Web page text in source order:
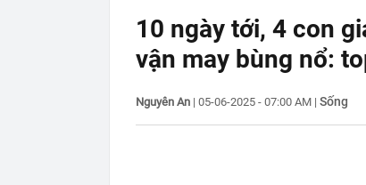
2026"
00:05
56 mã
năm
10 ngày tới, 4 con
vận may bùng nổ:
Nguyên An | 05-06-2025 - 07:00 AM | Sống